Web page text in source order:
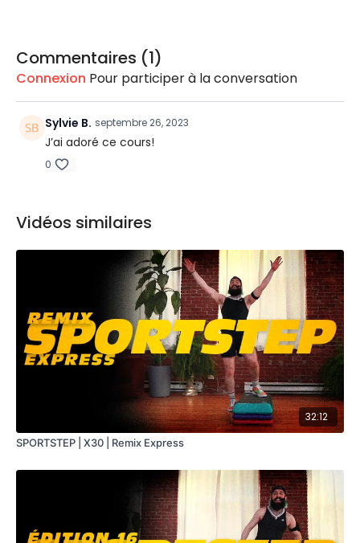
Step
Commentaires (1)
Connexion Pour participer à la conversation
Sylvie B. septembre 26, 2023
J’ai adoré ce cours!
0
Vidéos similaires
32:12
SPORTSTEP | X30 | Remix Express